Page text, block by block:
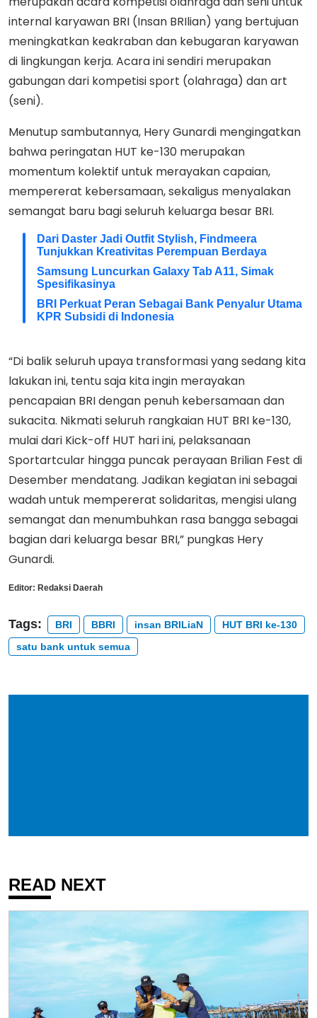
internal karyawan BRI (Insan BRIlian) yang bertujuan
meningkatkan keakraban dan kebugaran karyawan
di lingkungan kerja. Acara ini sendiri merupakan
gabungan dari kompetisi sport (olahraga) dan art
(seni).
Menutup sambutannya, Hery Gunardi mengingatkan
bahwa peringatan HUT ke-130 merupakan
momentum kolektif untuk merayakan capaian,
mempererat kebersamaan, sekaligus menyalakan
semangat baru bagi seluruh keluarga besar BRI.
Dari Daster Jadi Outfit Stylish, Findmeera
Tunjukkan Kreativitas Perempuan Berdaya
Samsung Luncurkan Galaxy Tab A11, Simak
Spesifikasinya
BRI Perkuat Peran Sebagai Bank Penyalur Utama
KPR Subsidi di Indonesia
“Di balik seluruh upaya transformasi yang sedang kita
lakukan ini, tentu saja kita ingin merayakan
pencapaian BRI dengan penuh kebersamaan dan
sukacita. Nikmati seluruh rangkaian HUT BRI ke-130,
mulai dari Kick-off HUT hari ini, pelaksanaan
Sportartcular hingga puncak perayaan Brilian Fest di
Desember mendatang. Jadikan kegiatan ini sebagai
wadah untuk mempererat solidaritas, mengisi ulang
semangat dan menumbuhkan rasa bangga sebagai
bagian dari keluarga besar BRI,” pungkas Hery
Gunardi.
Editor: Redaksi Daerah
Tags: BRI BBRI insan BRILiaN
HUT BRI ke-130
satu bank untuk semua
READ NEXT